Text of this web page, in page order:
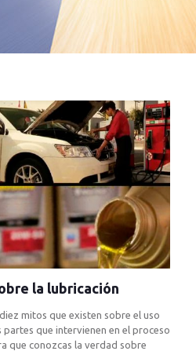
la lubricación
mitos que existen sobre el uso
que intervienen en el proceso
que conozcas la verdad sobre